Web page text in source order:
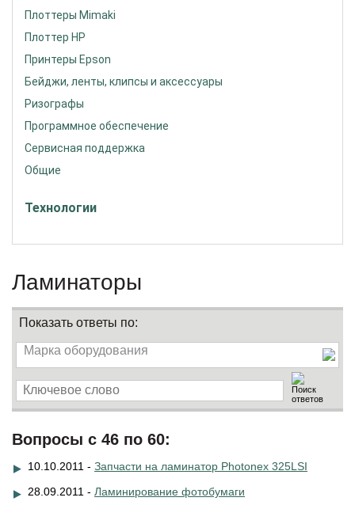
Плоттеры Mimaki
Плоттер HP
Принтеры Epson
Бейджи, ленты, клипсы и аксессуары
Ризографы
Программное обеспечение
Сервисная поддержка
Общие
Технологии
Ламинаторы
Показать ответы по:
Марка оборудования
Вопросы с 46 по 60:
10.10.2011 - Запчасти на ламинатор Photonex 325LSI
28.09.2011 - Ламинирование фотобумаги